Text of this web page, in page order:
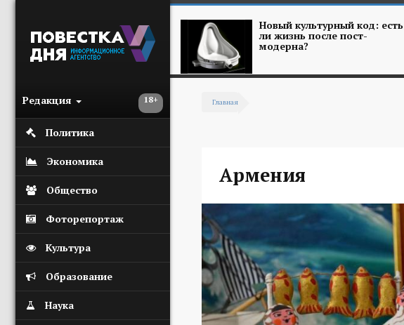
18+
Редакция
Политика
Экономика
Общество
Фоторепортаж
Культура
Образование
Наука
Новый культурный код: есть
ли жизнь после пост-
модерна?
Главная
Армения